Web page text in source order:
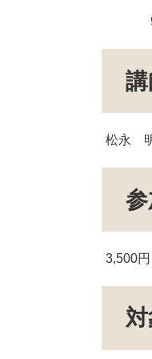
9月
松永
3,500